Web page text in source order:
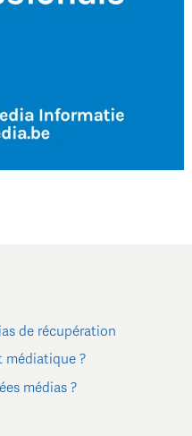
de récupération
médiatique ?
médias ?